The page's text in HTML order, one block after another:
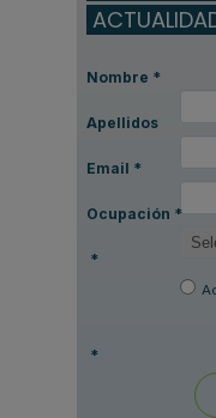
Nombre *
Apellidos
Email *
Ocupación *
*
*